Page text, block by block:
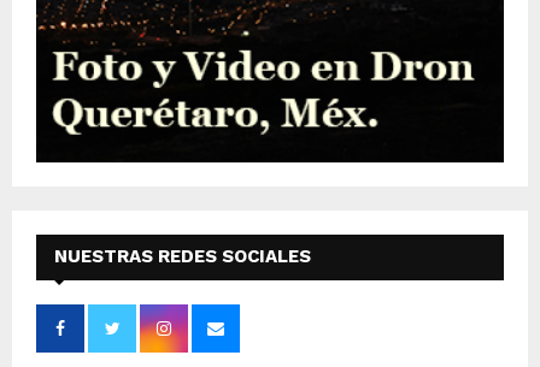
NUESTRAS REDES SOCIALES